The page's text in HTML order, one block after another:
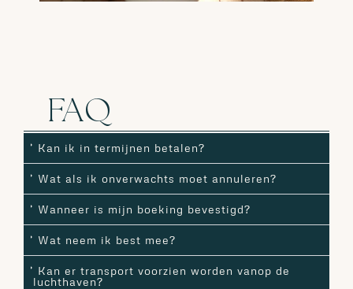
FAQ
Kan ik in termijnen betalen?
Wat als ik onverwachts moet annuleren?
Wanneer is mijn boeking bevestigd?
Wat neem ik best mee?
Kan er transport voorzien worden vanop de
luchthaven?